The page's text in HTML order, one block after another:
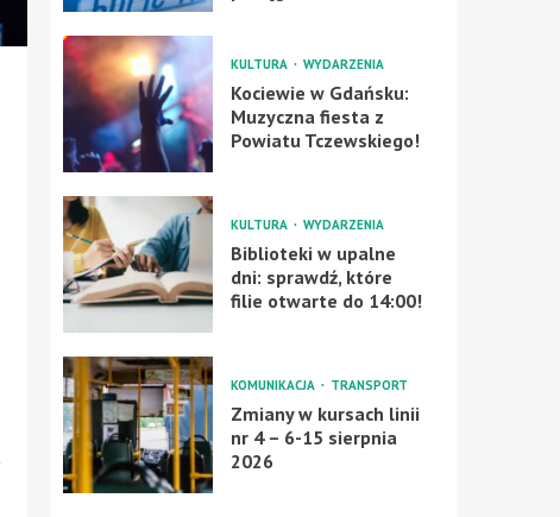
KULTURA WYDARZENIA
Kociewie w Gdańsku:
Muzyczna fiesta z
Powiatu Tczewskiego!
KULTURA WYDARZENIA
Biblioteki w upalne
dni: sprawdź, które
filie otwarte do 14:00!
KOMUNIKACJA TRANSPORT
Zmiany w kursach linii
nr 4 – 6-15 sierpnia
2026